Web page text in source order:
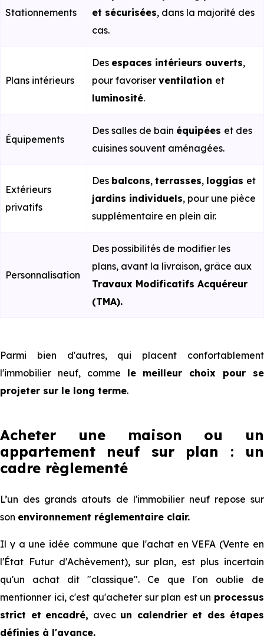
Stationnements
et sécurisées, dans la majorité des
cas.
Plans intérieurs
Des espaces intérieurs ouverts,
pour favoriser ventilation et
luminosité.
Équipements
Des salles de bain équipées et des
cuisines souvent aménagées.
Extérieurs
privatifs
Des balcons, terrasses, loggias et
jardins individuels, pour une pièce
supplémentaire en plein air.
Personnalisation
Des possibilités de modifier les
plans, avant la livraison, grâce aux
Travaux Modificatifs Acquéreur
(TMA).
Parmi bien d'autres, qui placent confortablement
l'immobilier neuf, comme le meilleur choix pour se
projeter sur le long terme.
Acheter une maison ou un
appartement neuf sur plan : un
cadre règlementé
L’un des grands atouts de l'immobilier neuf repose sur
son environnement réglementaire clair.
Il y a une idée commune que l'achat en VEFA (Vente en
l'État Futur d'Achèvement), sur plan, est plus incertain
qu'un achat dit "classique". Ce que l'on oublie de
mentionner ici, c'est qu'acheter sur plan est un processus
strict et encadré, avec un calendrier et des étapes
définies à l'avance.